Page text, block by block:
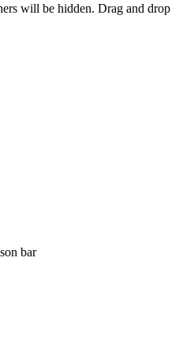
will be hidden. Drag and drop
bar